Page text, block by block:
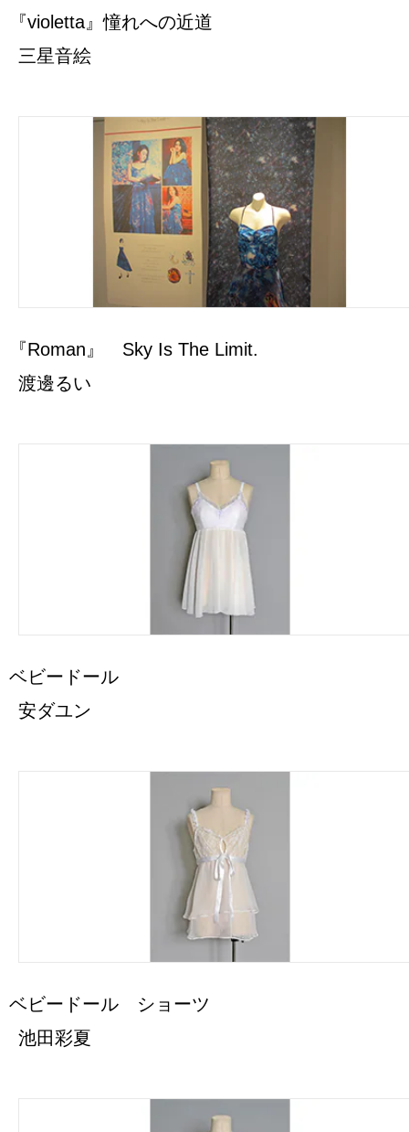
『violetta』憧れへの近道
三星音絵
『Roman』 Sky Is The Limit.
渡邊るい
ベビードール
安ダユン
ベビードール ショーツ
池田彩夏